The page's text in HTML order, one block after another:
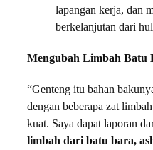
lapangan kerja, dan
berkelanjutan dari
Mengubah Limbah Batu
“Genteng itu bahan
dengan beberapa zat
kuat. Saya dapat laporan
limbah dari batu bara,